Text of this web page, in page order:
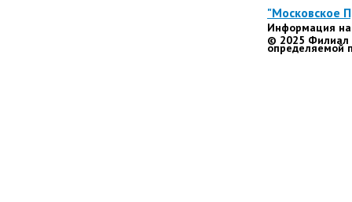
"Московское
© 2025 Филиал
Информация на
определяемой